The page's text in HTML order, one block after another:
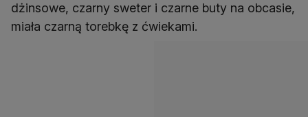
dżinsowe, czarny sweter i czarne buty na obcasie,
miała czarną torebkę z ćwiekami.